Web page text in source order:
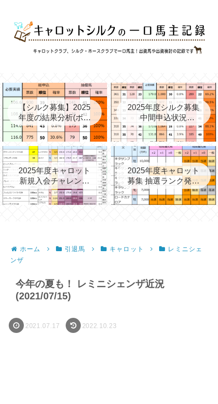
【シルク募集】2025
年度の結果分析(ボー
ダー、確率、昨年度
との比較など)
2025年度シルク募集
中間申込状況
②(08/06)と昨年の中
間③→最終
2025年度キャロット
新規入会チャレンジ
と第2次募集を考える
2025年度キャロット
募集 抽選ランク発表
(09/11)
ホーム 引退馬 キャロット
レミニシェ
ンザ
今年の夏も！ レミニシェンザ近況
(2021/07/15)
2021.07.17 2022.10.23